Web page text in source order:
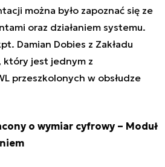
można było zapoznać się ze
oraz działaniem systemu.
Damian Dobies z Zakładu
który jest jednym z
przeszkolonych w obsłudze
o wymiar cyfrowy – Moduł